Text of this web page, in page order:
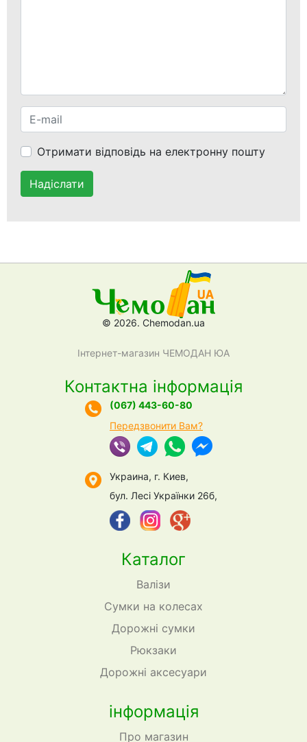
Отримати відповідь на електронну пошту
Надіслати
© 2026. Chemodan.ua
Інтернет-магазин ЧЕМОДАН ЮА
Каталог
Валізи
Сумки на колесах
Дорожні сумки
Рюкзаки
Дорожні аксесуари
інформація
Про магазин
Контактна інформація
(067) 443-60-80
Передзвонити Вам?
Украина, г. Киев,
бул. Лесі Українки 26б,